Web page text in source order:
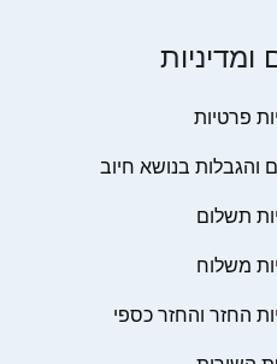
ומדיניות
פרטיות
והגבלות בנושא חיוב
תשלום
משלוח
החזר והחזר כספי